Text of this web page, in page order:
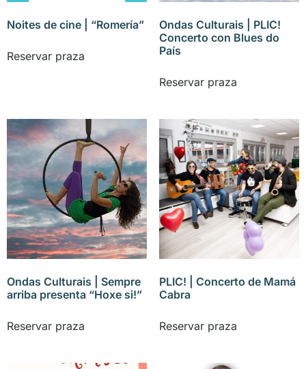
Noites de cine | “Romería”
Reservar praza
Ondas Culturais | PLIC!
Concerto con Blues do
País
Reservar praza
Ondas Culturais | Sempre
arriba presenta “Hoxe si!”
Reservar praza
PLIC! | Concerto de Mamá
Cabra
Reservar praza